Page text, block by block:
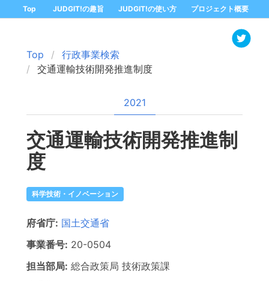
Top JUDGIT!の趣旨 JUDGIT!の使い方 プロジェクト概要
Top
行政事業検索
交通運輸技術開発推進制度
2021
交通運輸技術開発推進制
度
科学技術・イノベーション
府省庁: 国土交通省
事業番号: 20-0504
担当部局: 総合政策局 技術政策課